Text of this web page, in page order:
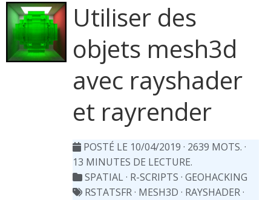
Utiliser des
objets mesh3d
avec rayshader
et rayrender
POSTÉ LE 10/04/2019 · 2639 MOTS. ·
13 MINUTES DE LECTURE.
SPATIAL· R-SCRIPTS · GEOHACKING
RSTATSFR· MESH3D · RAYSHADER·